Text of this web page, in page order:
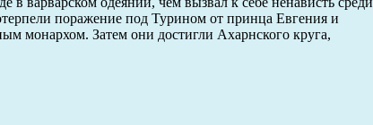
поражение под Турином от принца Евгения и
монархом. Затем они достигли Ахарнского круга,